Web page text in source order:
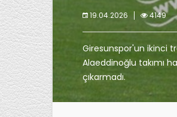
19.04.2026 4149
Giresunspor'un ikinci
Alaeddinoğlu takımı
çıkarmadı.